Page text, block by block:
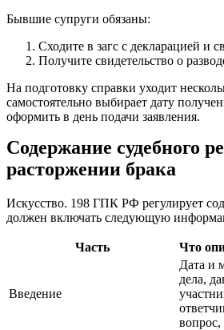
Бывшие супруги обязаны:
Сходите в загс с декларацией и
Получите свидетельство о
На подготовку справки уходит
самостоятельно выбирает дату
оформить в день подачи заявления.
Содержание судебного
расторжении брака
Искусство. 198 ГПК РФ регулирует
должен включать следующую
Часть Что
Введение
Дата и
дела,